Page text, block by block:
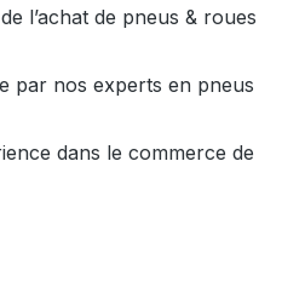
l’achat de pneus & roues
par nos experts en pneus
dans le commerce de